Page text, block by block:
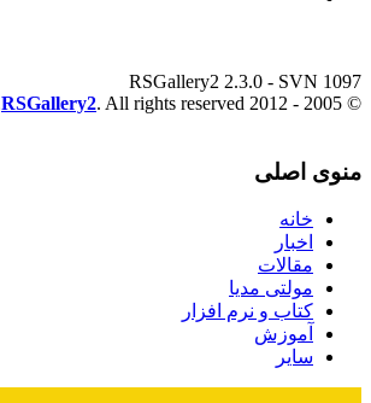
RSGallery2 2.3.0 - SVN 1097
© 2005 - 2012
RSGallery2. All rights reserved.
منوی اصلی
خانه
اخبار
مقالات
مولتی مدیا
کتاب و نرم افزار
آموزش
سایر